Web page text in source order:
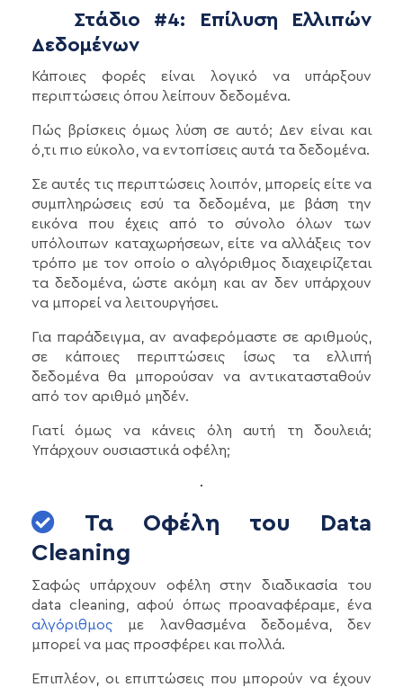
Στάδιο #4: Επίλυση Ελλιπών
Δεδομένων
Κάποιες φορές είναι λογικό να υπάρξουν
περιπτώσεις όπου λείπουν δεδομένα.
Πώς βρίσκεις όμως λύση σε αυτό; Δεν είναι και
ό,τι πιο εύκολο, να εντοπίσεις αυτά τα δεδομένα.
Σε αυτές τις περιπτώσεις λοιπόν, μπορείς είτε να
συμπληρώσεις εσύ τα δεδομένα, με βάση την
εικόνα που έχεις από το σύνολο όλων των
υπόλοιπων καταχωρήσεων, είτε να αλλάξεις τον
τρόπο με τον οποίο ο αλγόριθμος διαχειρίζεται
τα δεδομένα, ώστε ακόμη και αν δεν υπάρχουν
να μπορεί να λειτουργήσει.
Για παράδειγμα, αν αναφερόμαστε σε αριθμούς,
σε κάποιες περιπτώσεις ίσως τα ελλιπή
δεδομένα θα μπορούσαν να αντικατασταθούν
από τον αριθμό μηδέν.
Γιατί όμως να κάνεις όλη αυτή τη δουλειά;
Υπάρχουν ουσιαστικά οφέλη;
Τα Οφέλη του Data
Cleaning
Σαφώς υπάρχουν οφέλη στην διαδικασία του
data cleaning, αφού όπως προαναφέραμε, ένα
αλγόριθμος με λανθασμένα δεδομένα, δεν
μπορεί να μας προσφέρει και πολλά.
Επιπλέον, οι επιπτώσεις που μπορούν να έχουν